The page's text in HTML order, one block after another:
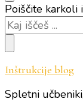
Iščeš
kaj?
Poiščite karkoli
Inštrukcije blog
Spletni